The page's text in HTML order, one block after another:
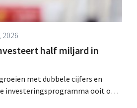
2026
half miljard in
met dubbele cijfers en
investeringsprogramma ooit om